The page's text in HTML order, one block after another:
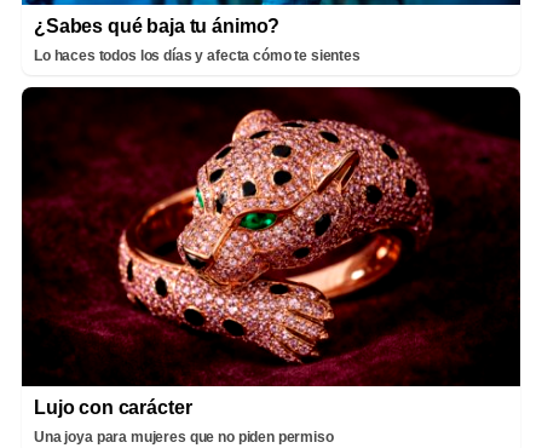
¿Sabes qué baja tu ánimo?
Lo haces todos los días y afecta cómo te sientes
Lujo con carácter
Una joya para mujeres que no piden permiso